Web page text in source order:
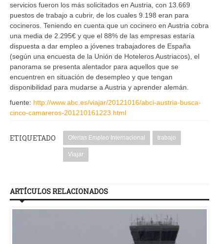
servicios fueron los más solicitados en Austria, con 13.669
puestos de trabajo a cubrir, de los cuales 9.198 eran para
cocineros. Teniendo en cuenta que un cocinero en Austria cobra
una media de 2.295€ y que el 88% de las empresas estaría
dispuesta a dar empleo a jóvenes trabajadores de España
(según una encuesta de la Unión de Hoteleros Austriacos), el
panorama se presenta alentador para aquellos que se
encuentren en situación de desempleo y que tengan
disponibilidad para mudarse a Austria y aprender alemán.
fuente: http://www.abc.es/viajar/20121016/abci-austria-busca-
cinco-camareros-201210161223.html
ETIQUETADO Ofertas Empleo Internacional trabajo
Viajar
ARTÍCULOS RELACIONADOS